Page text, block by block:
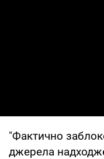
"Фактично
джерела